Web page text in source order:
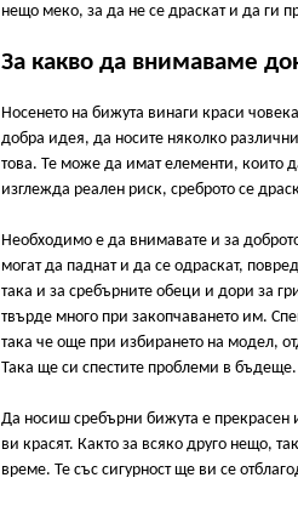
нещо меко, за да не се драскат и да ги
За какво да внимаваме
Носенето на бижута винаги краси
добра идея, да носите няколко
това. Те може да имат елементи, които
изглежда реален риск, среброто се
Необходимо е да внимавате и за
могат да паднат и да се одраскат,
така и за сребърните обеци и дори за
твърде много при закопчаването им.
така че още при избирането на модел,
Така ще си спестите проблеми в бъдеще.
Да носиш сребърни бижута е прекрасен
ви красят. Както за всяко друго нещо,
време. Те със сигурност ще ви се